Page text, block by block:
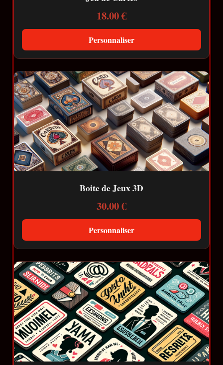
18.00 €
Personnaliser
Boite de Jeux 3D
30.00 €
Personnaliser